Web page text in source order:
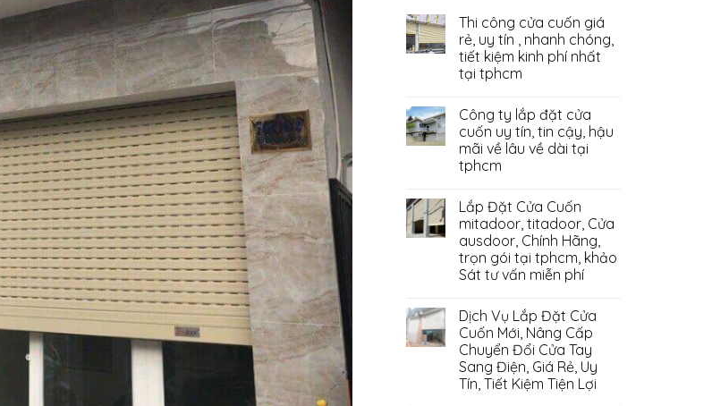
Thi công cửa cuốn giá
rẻ, uy tín , nhanh chóng,
tiết kiệm kinh phí nhất
tại tphcm
Công ty lắp đặt cửa
cuốn uy tín, tin cậy, hậu
mãi về lâu về dài tại
tphcm
Lắp Đặt Cửa Cuốn
mitadoor, titadoor, Cửa
ausdoor, Chính Hãng,
trọn gói tại tphcm, khảo
Sát tư vấn miễn phí
Dịch Vụ Lắp Đặt Cửa
Cuốn Mới, Nâng Cấp
Chuyển Đổi Cửa Tay
Sang Điện, Giá Rẻ, Uy
Tín, Tiết Kiệm Tiện Lợi